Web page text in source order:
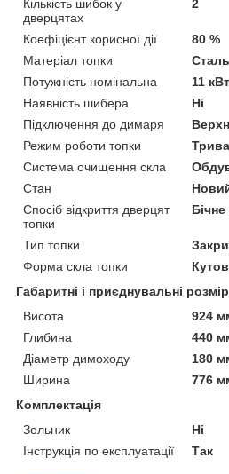
Кількість шибок у
дверцятах
2
Коефіцієнт корисної дії
80 %
Матеріал топки
Сталь
Потужність номінальна
11 кВт
Наявність шибера
Ні
Підключення до димаря
Режим роботи топки
Система очищення скла
Стан
Спосіб відкриття дверцят
топки
Тип топки
Форма скла топки
Габаритні і приєднувальні
Висота
924
Глибина
440
Діаметр димоходу
180
Ширина
776
Комплектація
Зольник
Ні
Інструкція по експлуатації
Так